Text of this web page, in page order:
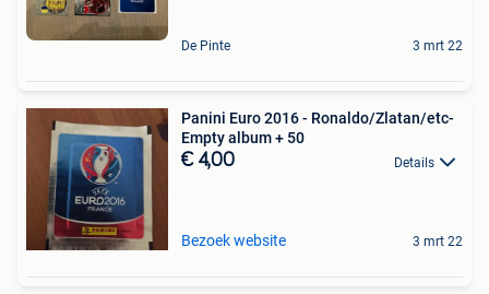
De Pinte 3 mrt 22
Panini Euro 2016 - Ronaldo/Zlatan/etc-
Empty album + 50
€ 4,00 Details
Bezoek website 3 mrt 22